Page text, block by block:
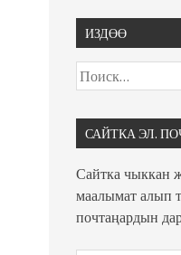
ИЗДӨӨ
САЙТКА ЭЛ.
Сайтка чыккан
маалымат алып
почтаңардын